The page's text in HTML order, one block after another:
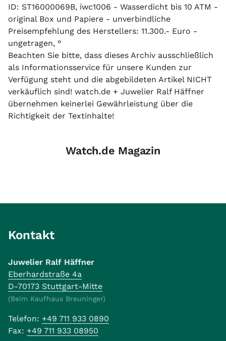
ID: ST16000069B, iwc1006 - Wasserdicht bis 10 ATM -
original Box und Papiere - unverbindliche
Preisempfehlung des Herstellers: 11.300.- Euro -
ungetragen, °
Beachten Sie bitte, dass dieses Archiv ausschließlich
als Informationsservice für unsere Kunden zur
Verfügung steht und die abgebildeten Artikel NICHT
verkäuflich sind! watch.de + Juwelier Ralf Häffner
übernehmen keinerlei Gewährleistung über die
Richtigkeit der Textinhalte!
Watch.de Magazin
Kontakt
Juwelier Ralf Häffner
Eberhardstraße 4a
D-70173 Stuttgart-Mitte
(Beim Kaufhaus Breuninger)
Telefon: +49 711 933 0890
Fax: +49 711 933 08950